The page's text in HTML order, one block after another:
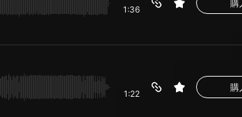
1:36
購
1:22
購